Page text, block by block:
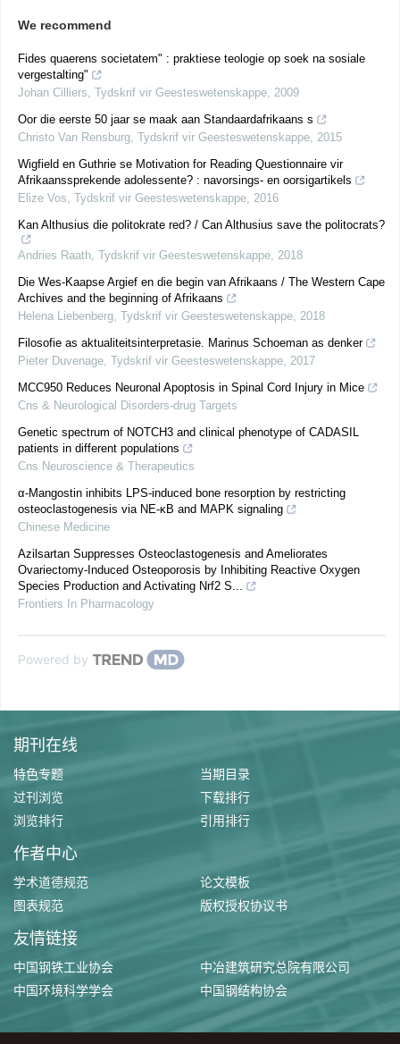
We recommend
Fides quaerens societatem" : praktiese teologie op soek na sosiale
vergestalting"
Johan Cilliers Tydskrif vir Geesteswetenskappe 2009
Oor die eerste 50 jaar se maak aan Standaardafrikaans s
Christo Van Rensburg Tydskrif vir Geesteswetenskappe 2015
Wigfield en Guthrie se Motivation for Reading Questionnaire vir
Afrikaanssprekende adolessente? : navorsings- en oorsigartikels
Elize Vos Tydskrif vir Geesteswetenskappe 2016
Kan Althusius die politokrate red? / Can Althusius save the politocrats?
Andries Raath Tydskrif vir Geesteswetenskappe 2018
Die Wes-Kaapse Argief en die begin van Afrikaans / The Western Cape
Archives and the beginning of Afrikaans
Helena Liebenberg Tydskrif vir Geesteswetenskappe 2018
Filosofie as aktualiteitsinterpretasie. Marinus Schoeman as denker
Pieter Duvenage Tydskrif vir Geesteswetenskappe 2017
MCC950 Reduces Neuronal Apoptosis in Spinal Cord Injury in Mice
Cns & Neurological Disorders-drug Targets
Genetic spectrum of NOTCH3 and clinical phenotype of CADASIL
patients in different populations
Cns Neuroscience & Therapeutics
α-Mangostin inhibits LPS-induced bone resorption by restricting
osteoclastogenesis via NE-κB and MAPK signaling
Chinese Medicine
Azilsartan Suppresses Osteoclastogenesis and Ameliorates
Ovariectomy-Induced Osteoporosis by Inhibiting Reactive Oxygen
Species Production and Activating Nrf2 S...
Frontiers In Pharmacology
Powered by
期刊在线
特色专题
当期目录
过刊浏览
下载排行
浏览排行
引用排行
作者中心
学术道德规范
论文模板
图表规范
版权授权协议书
友情链接
中国钢铁工业协会
中冶建筑研究总院有限公司
中国环境科学学会
中国钢结构协会